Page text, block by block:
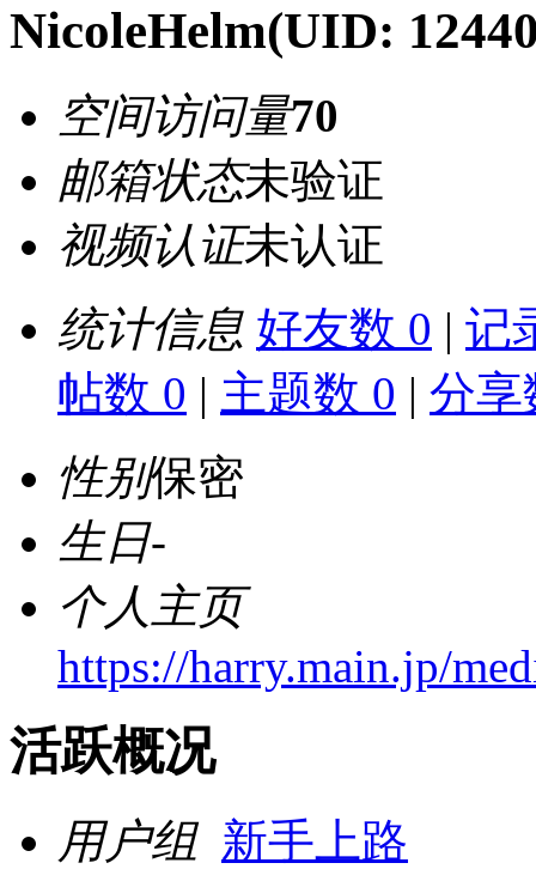
NicoleHelm(UID:
空间访问量70
邮箱状态未验证
视频认证未认证
统计信息 好友数 0 | 记
帖数 0 | 主题数 0 | 分享
性别保密
生日-
个人主页
https://harry.main.jp/
活跃概况
用户组 新手上路